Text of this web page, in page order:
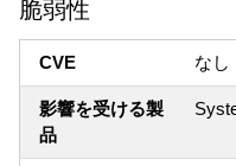
脆弱性
CVE なし
影響を受ける製
品